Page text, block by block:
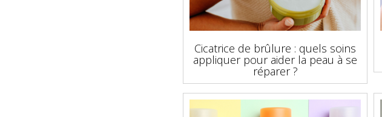
Cicatrice de brûlure : quels soins
appliquer pour aider la peau à se
réparer ?